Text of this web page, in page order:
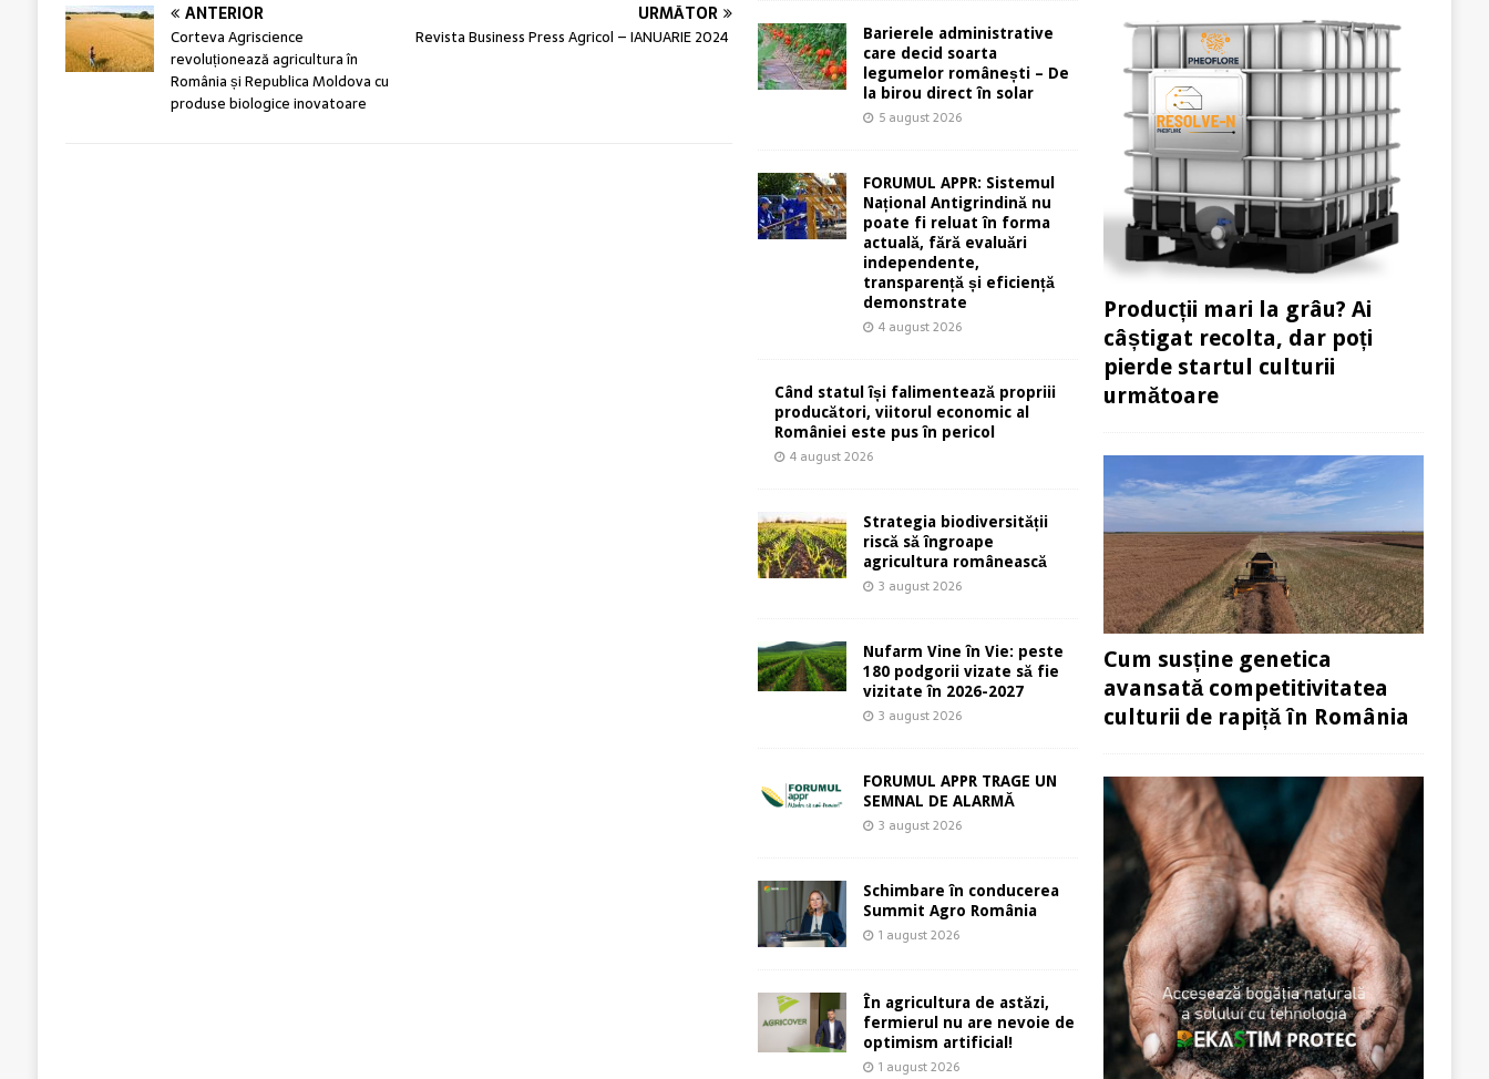
ANTERIOR
Corteva Agriscience
revoluționează agricultura în
România și Republica Moldova cu
produse biologice inovatoare
URMĂTOR
Revista Business Press Agricol – IANUARIE 2024
Barierele administrative
care decid soarta
legumelor românești – De
la birou direct în solar
5 august 2026
FORUMUL APPR: Sistemul
Național Antigrindină nu
poate fi reluat în forma
actuală, fără evaluări
independente,
transparență și eficiență
demonstrate
4 august 2026
Când statul își falimentează propriii
producători, viitorul economic al
României este pus în pericol
4 august 2026
Strategia biodiversității
riscă să îngroape
agricultura românească
3 august 2026
Nufarm Vine în Vie: peste
180 podgorii vizate să fie
vizitate în 2026-2027
3 august 2026
FORUMUL APPR TRAGE UN
SEMNAL DE ALARMĂ
3 august 2026
Schimbare în conducerea
Summit Agro România
1 august 2026
În agricultura de astăzi,
fermierul nu are nevoie de
optimism artificial!
1 august 2026
Producții mari la grâu? Ai
câștigat recolta, dar poți
pierde startul culturii
următoare
Cum susține genetica
avansată competitivitatea
culturii de rapiță în România